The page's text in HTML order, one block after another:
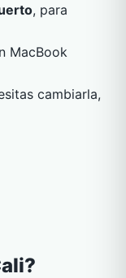
, para
MacBook
cambiarla,